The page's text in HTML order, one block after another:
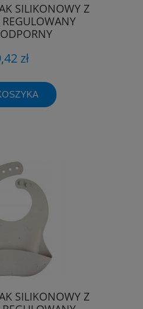
SILIKONOWY Z
zł
SILIKONOWY Z